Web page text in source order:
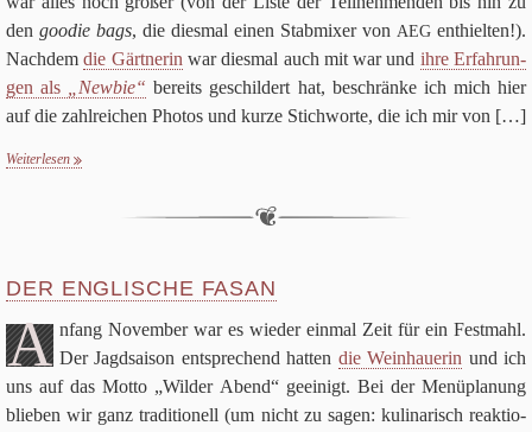
den goo­die bags, die dies­mal einen Stab­mi­xer von AEG ent­hiel­ten!).
Nach­demdie Gärtnerin war dies­mal auch mit war und ihre Erfah­run­
gen als
„New­bie“ bereits geschil­dert hat, beschränke ich mich hier
auf die zahl­rei­chen Pho­tos und kurze Stich­worte, die ich mir von […]
Weiterlesen
DER ENGLISCHE FASAN
A nfang Novem­ber war es wie­der ein­mal Zeit für ein Fest­mahl.
Der Jagd­sai­son ent­spre­chend hat­ten die Wein­haue­rin und ich
uns auf das Motto „Wil­der Abend“ geei­nigt. Bei der Menü­pla­nung
blie­ben wir ganz tra­di­tio­nell (um nicht zu sagen: kuli­na­risch reak­tio­